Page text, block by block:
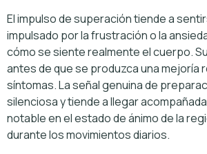
El impulso de superación tiende a
impulsado por la frustración o la
cómo se siente realmente el cuerpo.
antes de que se produzca una mejoría
síntomas. La señal genuina de
silenciosa y tiende a llegar
notable en el estado de ánimo de la
durante los movimientos diarios.